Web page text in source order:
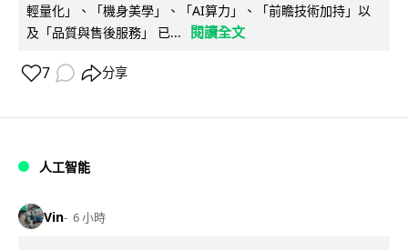
輕量化」、「機身美學」、「AI算力」、「前瞻技術加持」以
及「品質與售後服務」 已...
閱讀全文
7 分享
人工智能
Vin 6 小時